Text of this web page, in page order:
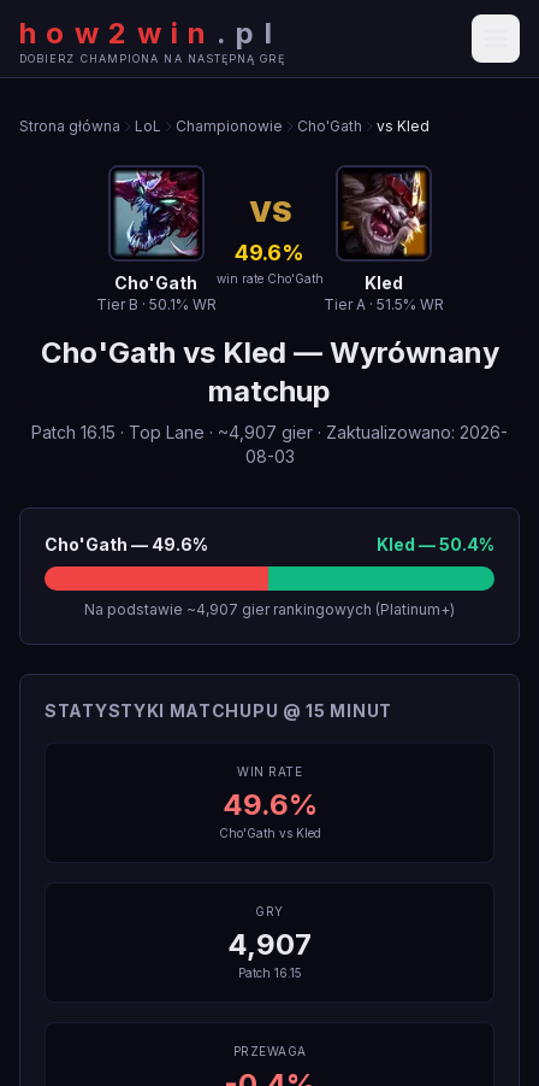
how2win . pl
DOBIERZ CHAMPIONA NA NASTĘPNĄ GRĘ
Strona główna LoL Championowie Cho'Gath vs Kled
Cho'Gath
Tier B · 50.1% WR
VS
49.6%
win rate Cho'Gath Kled
TierA· 51.5% WR
Cho'Gath vs Kled — Wyrównany
matchup
Patch 16.15 · Top Lane · ~4,907 gier · Zaktualizowano: 2026-
08-03
Cho'Gath — 49.6% Kled —50.4%
Na podstawie ~4,907 gier rankingowych (Platinum+)
STATYSTYKI MATCHUPU @ 15 MINUT
WIN RATE
49.6%
Cho'Gath vs Kled
GRY
4,907
Patch 16.15
PRZEWAGA